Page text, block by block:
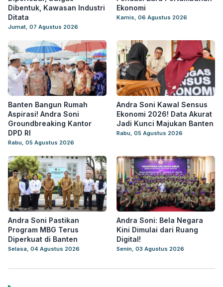
Dibentuk, Kawasan Industri
Ditata
Jumat, 07 Agustus 2026
Ekonomi
Kamis, 06 Agustus 2026
Banten Bangun Rumah
Aspirasi! Andra Soni
Groundbreaking Kantor
DPD RI
Rabu, 05 Agustus 2026
Andra Soni Kawal Sensus
Ekonomi 2026! Data Akurat
Jadi Kunci Majukan Banten
Rabu, 05 Agustus 2026
Andra Soni Pastikan
Program MBG Terus
Diperkuat di Banten
Selasa, 04 Agustus 2026
Andra Soni: Bela Negara
Kini Dimulai dari Ruang
Digital!
Senin, 03 Agustus 2026